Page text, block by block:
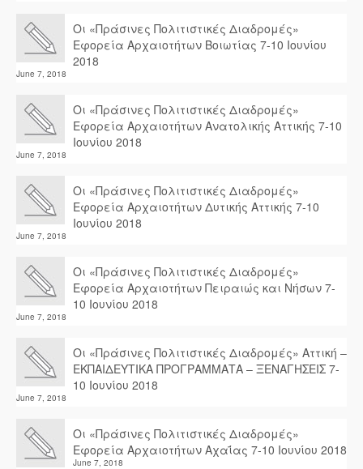
Οι «Πράσινες Πολιτιστικές Διαδρομές»
Εφορεία Αρχαιοτήτων Βοιωτίας 7-10 Ιουνίου
2018
June 7, 2018
Οι «Πράσινες Πολιτιστικές Διαδρομές»
Εφορεία Αρχαιοτήτων Ανατολικής Αττικής 7-10
Ιουνίου 2018
June 7, 2018
Οι «Πράσινες Πολιτιστικές Διαδρομές»
Εφορεία Αρχαιοτήτων Δυτικής Αττικής 7-10
Ιουνίου 2018
June 7, 2018
Οι «Πράσινες Πολιτιστικές Διαδρομές»
Εφορεία Αρχαιοτήτων Πειραιώς και Νήσων 7-
10 Ιουνίου 2018
June 7, 2018
Οι «Πράσινες Πολιτιστικές Διαδρομές» Αττική –
ΕΚΠΑΙΔΕΥΤΙΚΑ ΠΡΟΓΡΑΜΜΑΤΑ – ΞΕΝΑΓΗΣΕΙΣ 7-
10 Ιουνίου 2018
June 7, 2018
Οι «Πράσινες Πολιτιστικές Διαδρομές»
Εφορεία Αρχαιοτήτων Αχαΐας 7-10 Ιουνίου 2018
June 7, 2018